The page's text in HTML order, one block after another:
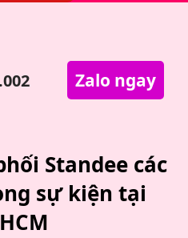
Zalo ngay
Standee các
sự kiện tại